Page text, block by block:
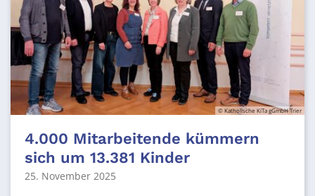
© Katholische KiTa gGmbH Trier
4.000 Mitarbeitende kümmern
sich um 13.381 Kinder
25. November 2025